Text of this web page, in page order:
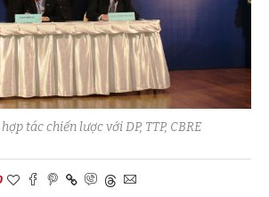
tác chiến lược với DP, TTP, CBRE